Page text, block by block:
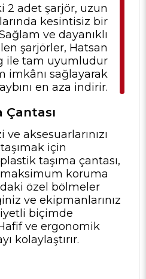
2 adet şarjör, uzun
kesintisiz bir
ve dayanıklı
şarjörler, Hatsan
ile tam uyumludur
imkânı sağlayarak
en aza indirir.
Çantası
aksesuarlarınızı
için
taşıma çantası,
maksimum koruma
özel bölmeler
ve ekipmanlarınız
biçimde
ve ergonomik
kolaylaştırır.